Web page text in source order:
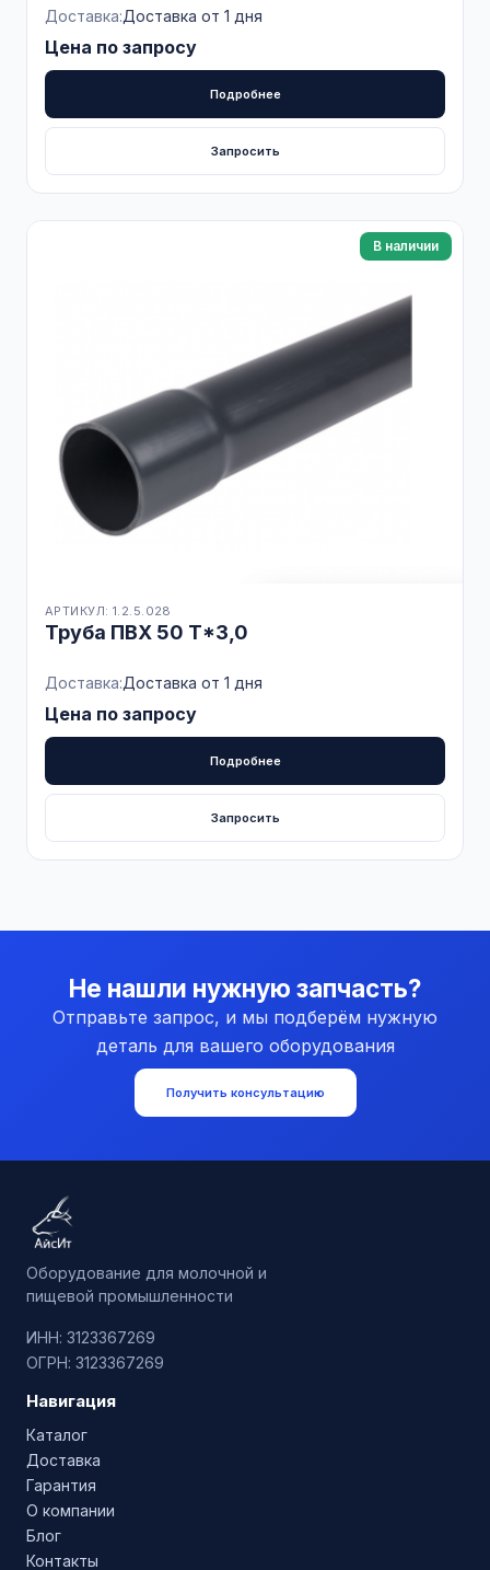
Доставка:Доставка от 1 дня
Цена по запросу
Подробнее
Запросить
В наличии
АРТИКУЛ: 1.2.5.028
Труба ПВХ 50 Т*3,0
Доставка:Доставка от 1 дня
Цена по запросу
Подробнее
Запросить
Не нашли нужную запчасть?
Отправьте запрос, и мы подберём нужную
деталь для вашего оборудования
Получить консультацию
Оборудование для молочной и
пищевой промышленности
ИНН: 3123367269
ОГРН: 3123367269
Навигация
Каталог
Доставка
Гарантия
О компании
Блог
Контакты